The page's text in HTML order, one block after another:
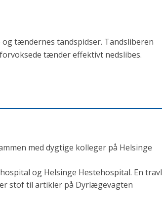
tændernes tandspidser. Tandsliberen
tænder effektivt nedslibes.
med dygtige kolleger på Helsinge
og Helsinge Hestehospital. En travl
stof til artikler på Dyrlægevagten